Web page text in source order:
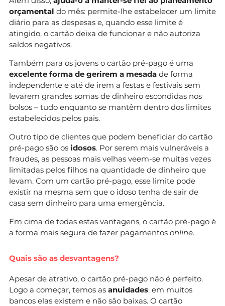
orçamental do mês: permite-lhe estabelecer um limite
diário para as despesas e, quando esse limite é
atingido, o cartão deixa de funcionar e não autoriza
saldos negativos.
Também para os jovens o cartão pré-pago é uma
excelente forma de gerirem a mesada de forma
independente e até de irem a festas e festivais sem
levarem grandes somas de dinheiro escondidas nos
bolsos – tudo enquanto se mantêm dentro dos limites
estabelecidos pelos pais.
Outro tipo de clientes que podem beneficiar do cartão
pré-pago são os idosos. Por serem mais vulneráveis a
fraudes, as pessoas mais velhas veem-se muitas vezes
limitadas pelos filhos na quantidade de dinheiro que
levam. Com um cartão pré-pago, esse limite pode
existir na mesma sem que o idoso tenha de sair de
casa sem dinheiro para uma emergência.
Em cima de todas estas vantagens, o cartão pré-pago é
a forma mais segura de fazer pagamentos online.
Quais são as desvantagens?
Apesar de atrativo, o cartão pré-pago não é perfeito.
Logo a começar, temos as anuidades: em muitos
bancos elas existem e não são baixas. O cartão